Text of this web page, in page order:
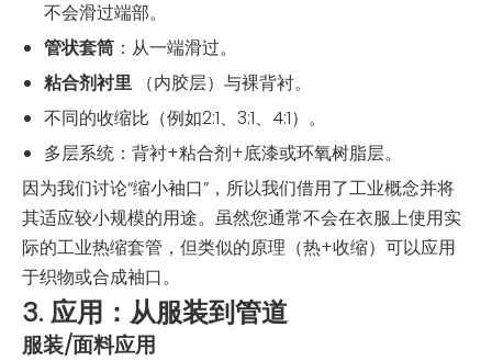
不会滑过端部。
管状套筒 ：从一端滑过。
粘合剂衬里 （内胶层）与裸背衬。
不同的收缩比（例如2:1、3:1、4:1）。
多层系统：背衬+粘合剂+底漆或环氧树脂层。
因为我们讨论“缩小袖口”，所以我们借用了工业概念并将
其适应较小规模的用途。虽然您通常不会在衣服上使用实
际的工业热缩套管，但类似的原理（热+收缩）可以应用
于织物或合成袖口。
3. 应用：从服装到管道
服装/面料应用